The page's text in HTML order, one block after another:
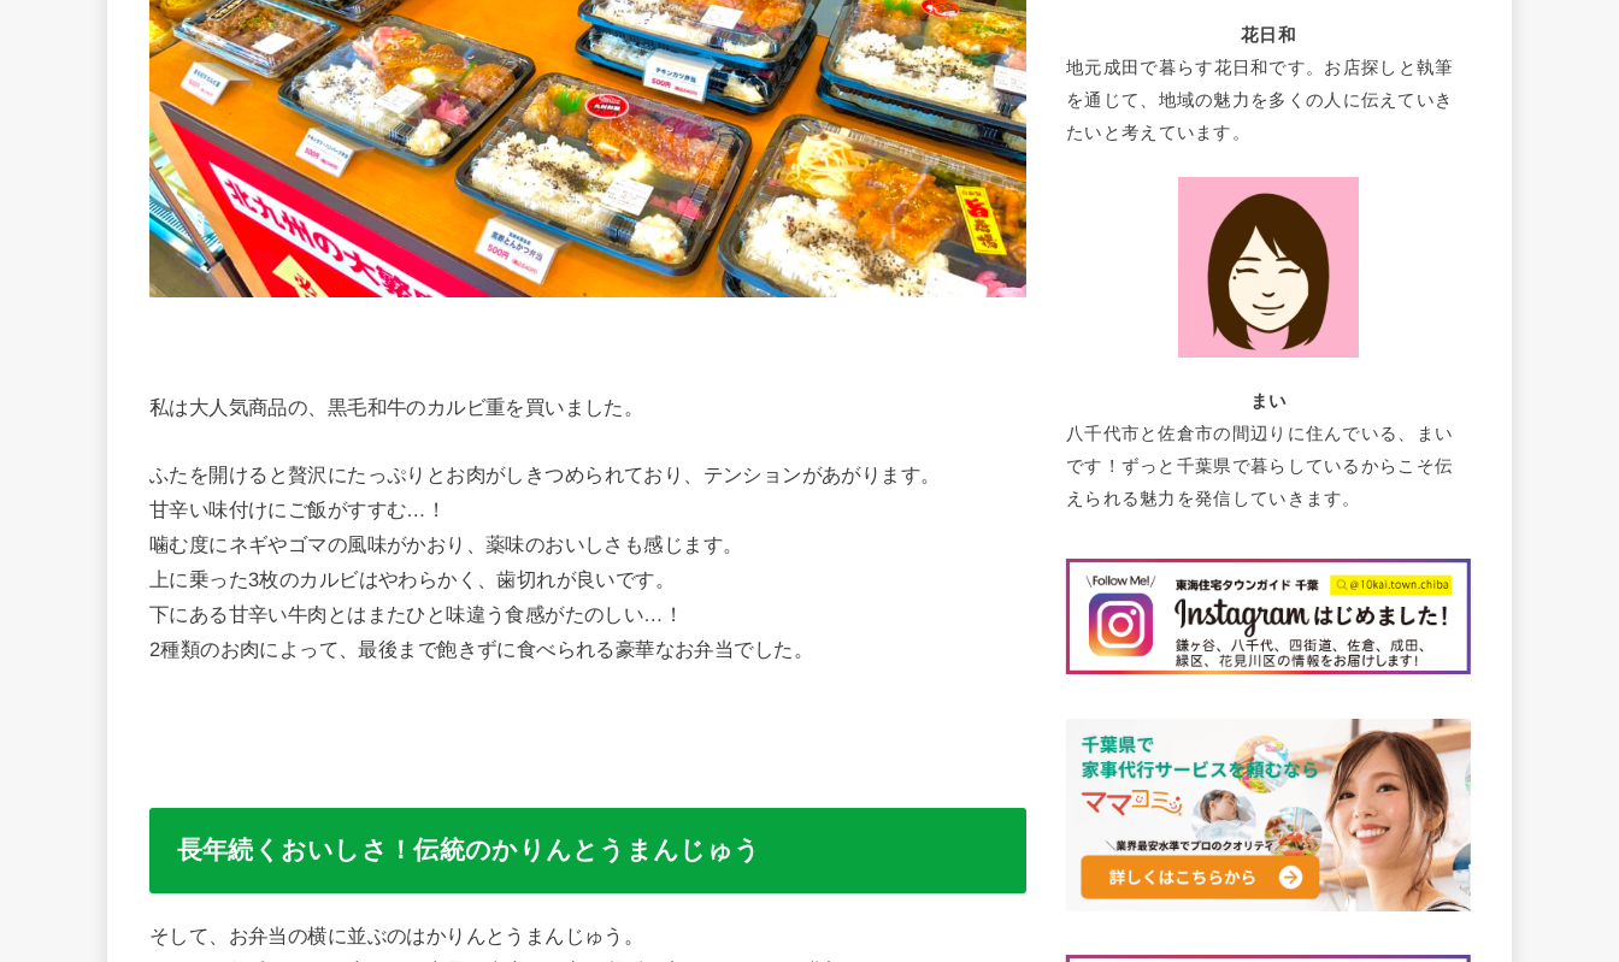
私は大人気商品の、黒毛和牛のカルビ重を買いました。
ふたを開けると贅沢にたっぷりとお肉がしきつめられており、テンションがあがります。
甘辛い味付けにご飯がすすむ…！
噛む度にネギやゴマの風味がかおり、薬味のおいしさも感じます。
上に乗った3枚のカルビはやわらかく、歯切れが良いです。
下にある甘辛い牛肉とはまたひと味違う食感がたのしい…！
2種類のお肉によって、最後まで飽きずに食べられる豪華なお弁当でした。
長年続くおいしさ！伝統のかりんとうまんじゅう
そして、お弁当の横に並ぶのはかりんとうまんじゅう。
花日和
地元成田で暮らす花日和です。お店探しと執筆
を通じて、地域の魅力を多くの人に伝えていき
たいと考えています。
まい
八千代市と佐倉市の間辺りに住んでいる、まい
です！ずっと千葉県で暮らしているからこそ伝
えられる魅力を発信していきます。